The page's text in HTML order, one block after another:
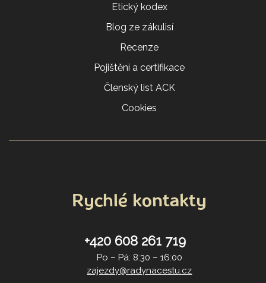
Etický kodex
Blog ze zákulisí
Recenze
Pojištění a certifikace
Členský list ACK
Cookies
Rychlé kontakty
+420 608 261 719
Po – Pá: 8:30 – 16:00
zajezdy@radynacestu.cz